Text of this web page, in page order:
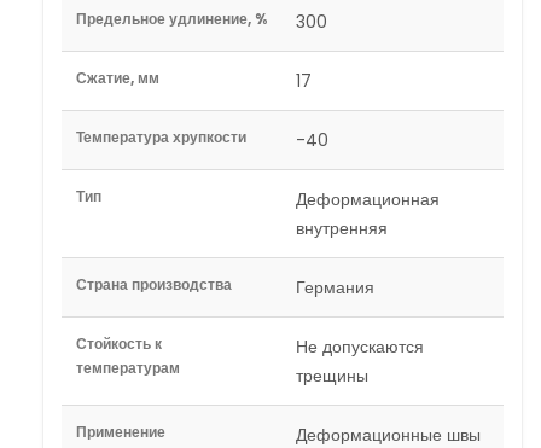
Предельное удлинение, % 300
Сжатие, мм 17
Температура хрупкости -40
Тип
Деформационная
внутренняя
Страна производства Германия
Стойкость к
температурам
Не допускаются
трещины
Применение Деформационные швы